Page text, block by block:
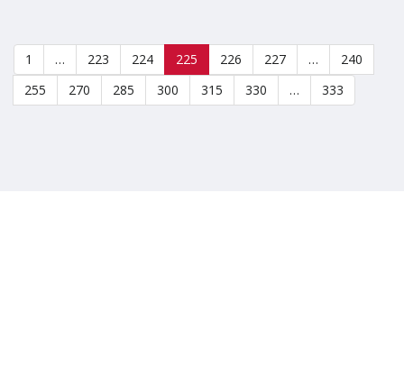
1 … 223 224 225 226 227 …
240
255
270 285 300 315 330 … 333